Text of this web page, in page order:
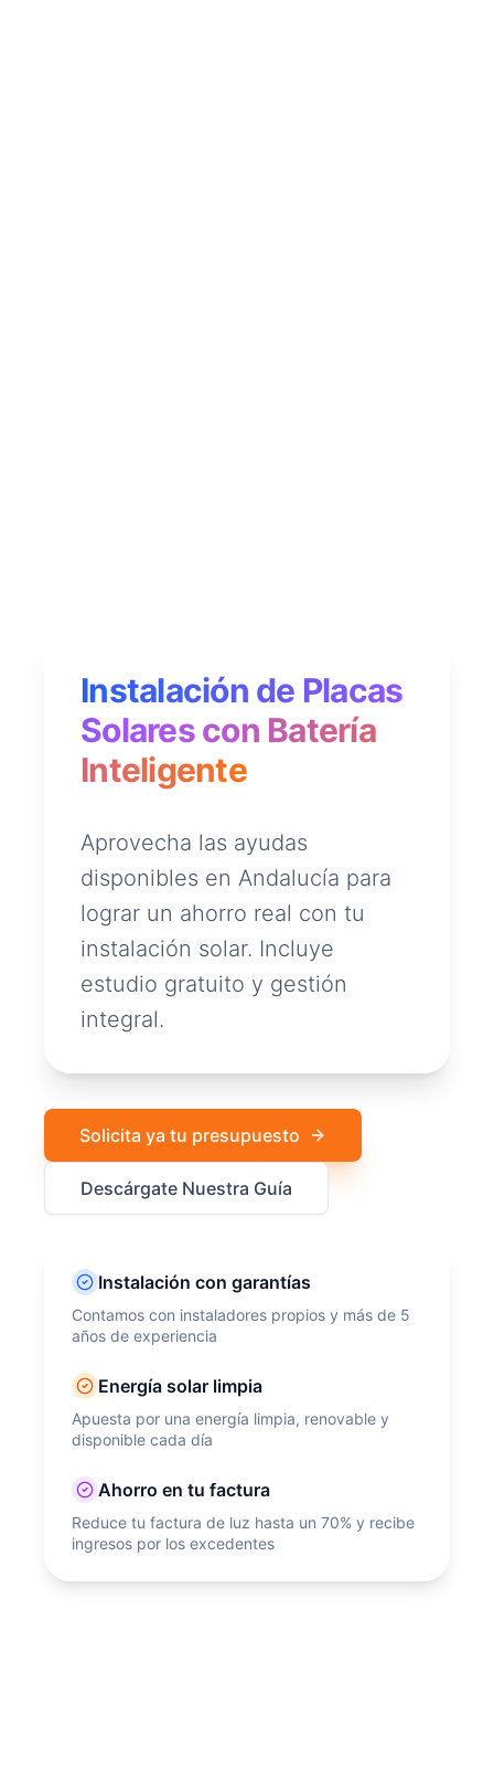
Instalación de Placas
Solares con Batería
Inteligente
Aprovecha las ayudas
disponibles en Andalucía para
lograr un ahorro real con tu
instalación solar. Incluye
estudio gratuito y gestión
integral.
Solicita ya tu presupuesto
Descárgate Nuestra Guía
Instalación con garantías
Contamos con instaladores propios y más de 5
años de experiencia
Energía solar limpia
Apuesta por una energía limpia, renovable y
disponible cada día
Ahorro en tu factura
Reduce tu factura de luz hasta un 70% y recibe
ingresos por los excedentes